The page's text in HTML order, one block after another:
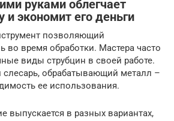
руками облегчает
и экономит его деньги
позволяющий
во время обработки. Мастера часто
виды струбцин в своей работе.
слесарь, обрабатывающий металл –
ее использования.
выпускается в разных вариантах,